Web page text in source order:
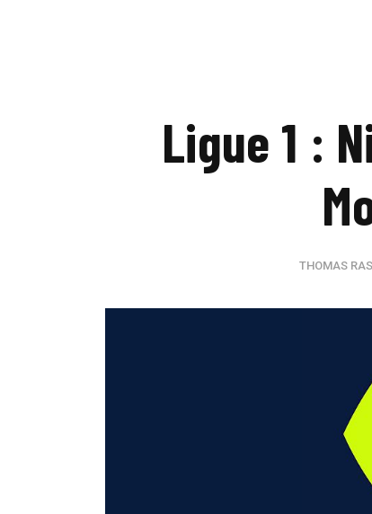
Ligue 1 :
THOMAS